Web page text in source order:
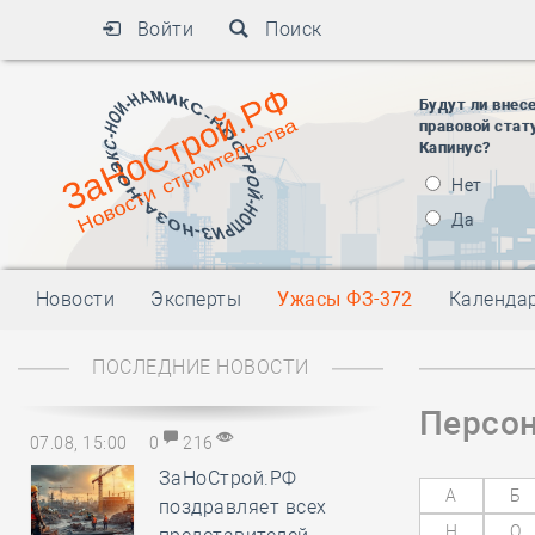
Войти Поиск
Будут ли
правовой
Капинус?
Нет
Да
Новости Эксперты Ужасы ФЗ-372
ПОСЛЕДНИЕ НОВОСТИ
07.08, 15:00 0 216
ЗаНоСтрой.РФ
поздравляет всех
А Б